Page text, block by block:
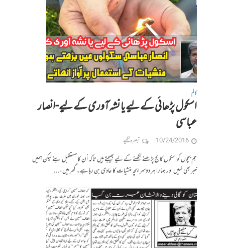
کالم
اسکول پڑھائی کے لیے یا نشہ آوری کے لیے-انصار
عباسی
10/24/2016 تبصرہ لکھیے
ہم بچوں کوا سکول کالج پڑھنے لکھنے کے لیے بھیجتے ہیں تاکہ اُن کا مستقبل بنے لیکن ہمیں
خبر بھی نہیں اور ہمارا ہر دوسرا بچہ منشیات کا عادی بن رہا ہے۔ گھر میں،...